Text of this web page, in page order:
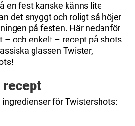
en fest kanske känns lite
det snyggt och roligt så höjer
på festen. Här nedanför
– och enkelt – recept på shots
glassen Twister,
för Twistershots: